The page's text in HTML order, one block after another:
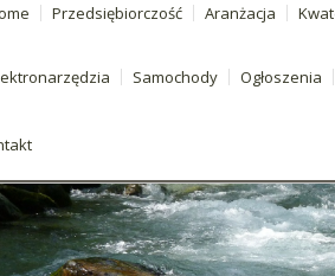
Przedsiębiorczość Aranżacja
Samochody Ogłoszenia